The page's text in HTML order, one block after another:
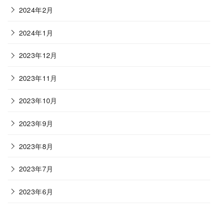
2024年2月
2024年1月
2023年12月
2023年11月
2023年10月
2023年9月
2023年8月
2023年7月
2023年6月